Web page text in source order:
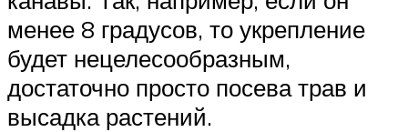
менее 8 градусов, то укрепление
будет нецелесообразным,
достаточно просто посева трав и
высадка растений.